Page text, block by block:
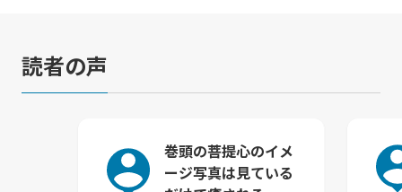
読者の声
巻頭の菩提心のイメ
ージ写真は見ている